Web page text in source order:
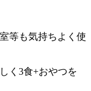
等も気持ちよく使
く3食+おやつを